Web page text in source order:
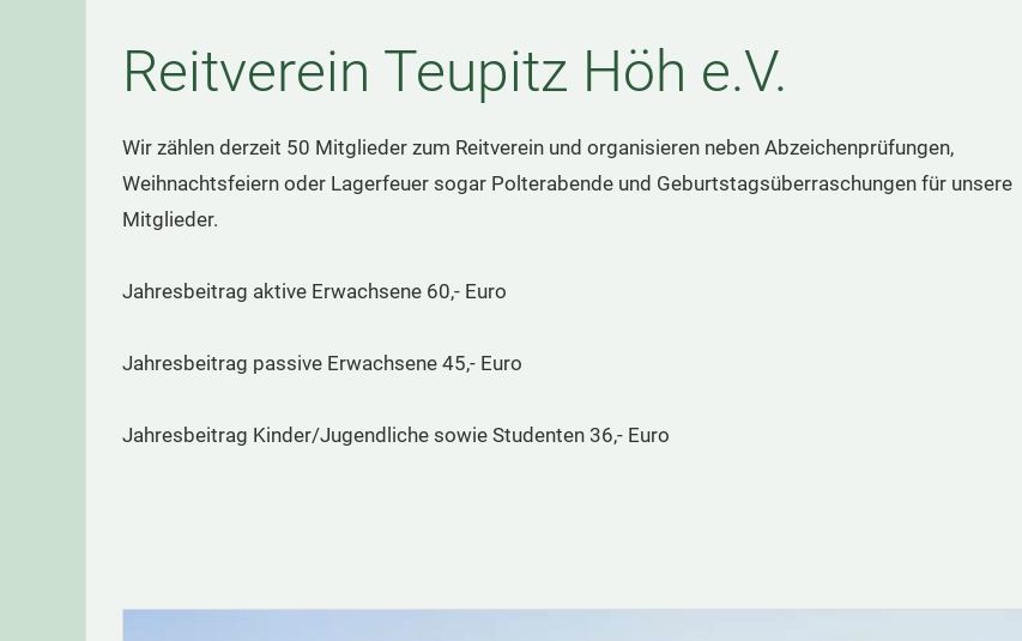
Reitverein Teupitz Höh e.V.
Wir zählen derzeit 50 Mitglieder zum Reitverein und organisieren neben Abzeichenprüfungen,
Weihnachtsfeiern oder Lagerfeuer sogar Polterabende und Geburtstagsüberraschungen für unsere
Mitglieder.
Jahresbeitrag aktive Erwachsene 60,- Euro
Jahresbeitrag passive Erwachsene 45,- Euro
Jahresbeitrag Kinder/Jugendliche sowie Studenten 36,- Euro